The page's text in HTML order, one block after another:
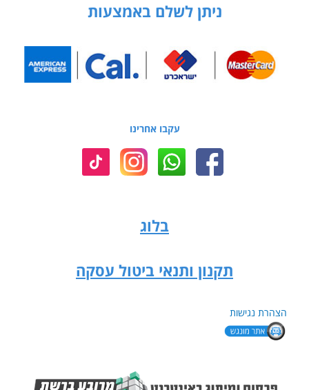
ניתן לשלם באמצעות
עקבו אחרינו
בלוג
תקנון ותנאי ביטול עסקה
הצהרת נגישות